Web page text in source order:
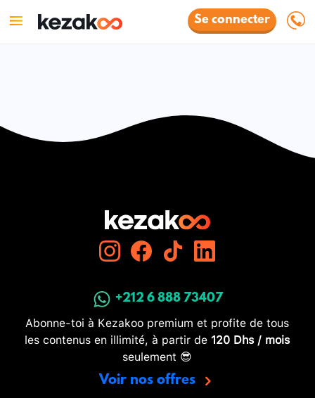
Se connecter
+212 6 888 73407
Abonne-toi à Kezakoo premium et profite de tous
les contenus en illimité, à partir de 120 Dhs / mois
seulement 😎
Voir nos offres